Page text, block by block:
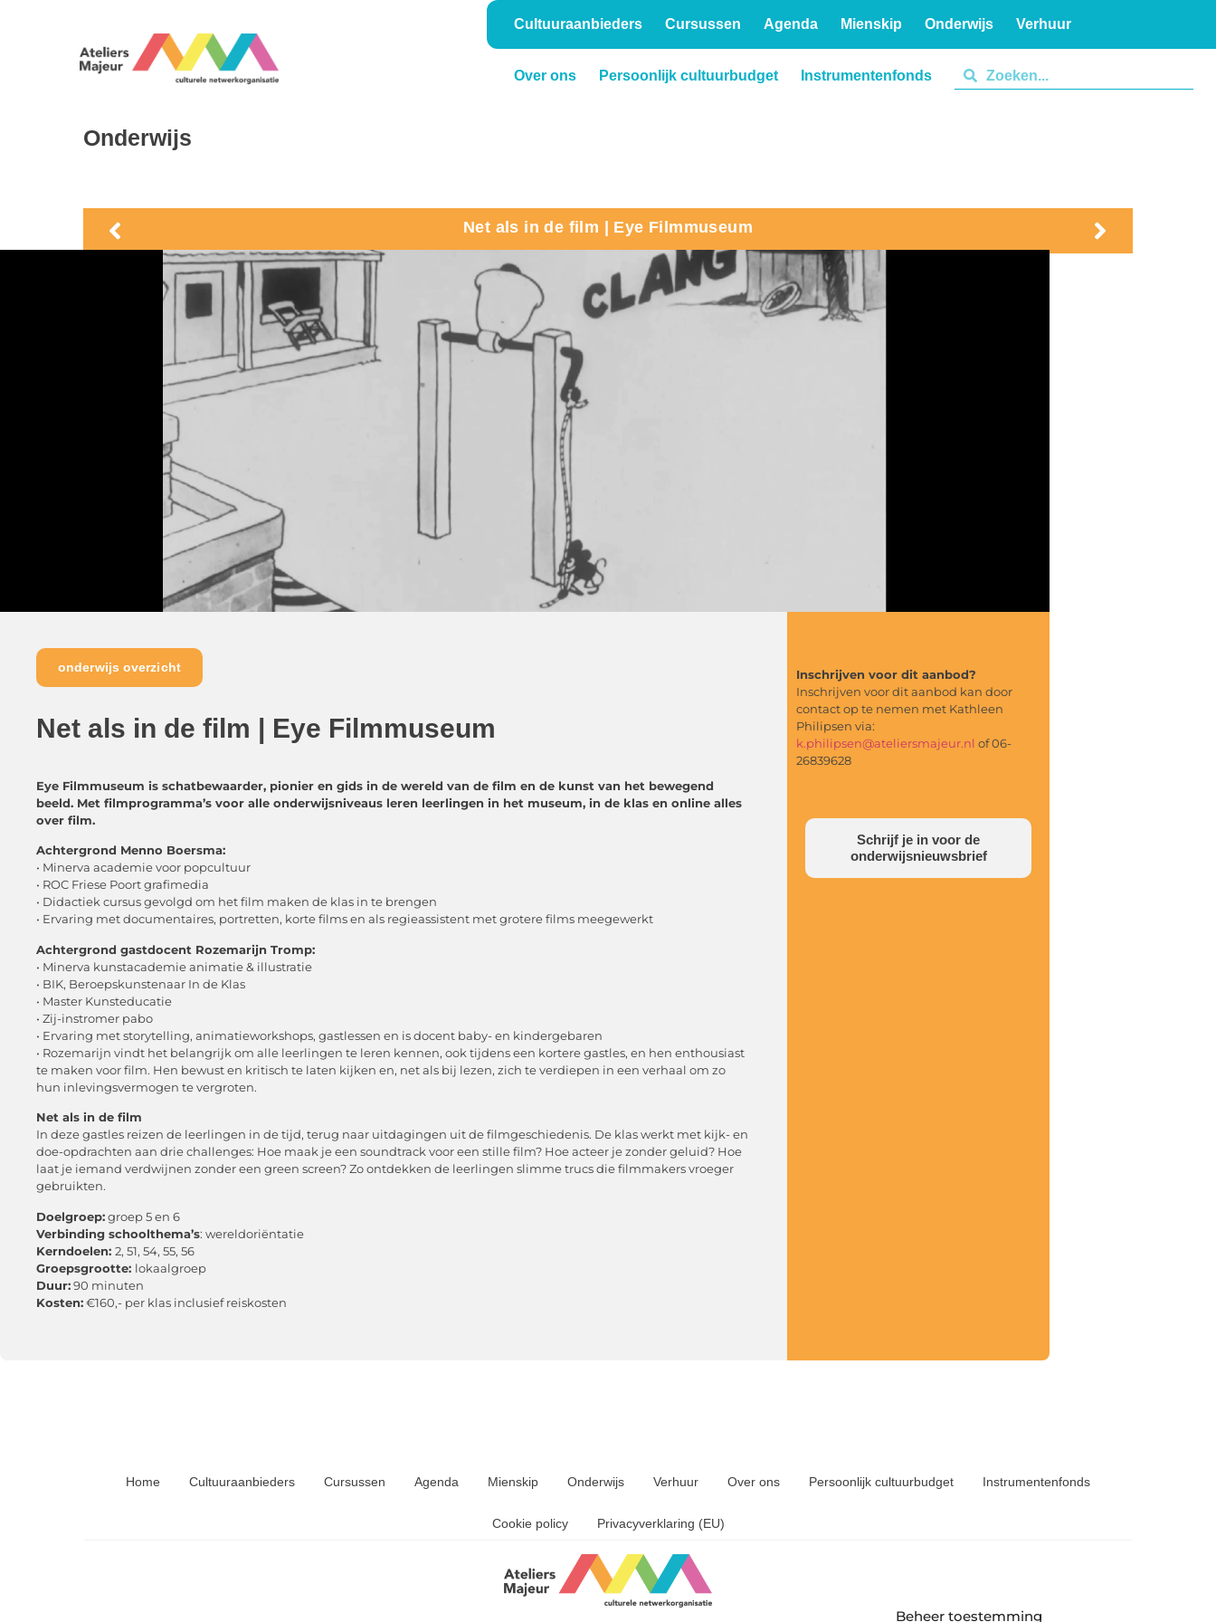
Beheer toestemming
Cultuuraanbieders Cursussen Agenda Mienskip Onderwijs Verhuur
Over ons Persoonlijk cultuurbudget
Instrumentenfonds
Onderwijs
Net als in de film | Eye Filmmuseum
onderwijs overzicht
Net als in de film | Eye Filmmuseum
Eye Filmmuseum is schatbewaarder, pionier en gids in de wereld van de film en de kunst van het bewegend
beeld. Met filmprogramma’s voor alle onderwijsniveaus leren leerlingen in het museum, in de klas en online alles
over film.
Achtergrond Menno Boersma:
• Minerva academie voor popcultuur
• ROC Friese Poort grafimedia
• Didactiek cursus gevolgd om het film maken de klas in te brengen
• Ervaring met documentaires, portretten, korte films en als regieassistent met grotere films meegewerkt
Achtergrond gastdocent Rozemarijn Tromp:
• Minerva kunstacademie animatie & illustratie
• BIK, Beroepskunstenaar In de Klas
• Master Kunsteducatie
• Zij-instromer pabo
• Ervaring met storytelling, animatieworkshops, gastlessen en is docent baby- en kindergebaren
• Rozemarijn vindt het belangrijk om alle leerlingen te leren kennen, ook tijdens een kortere gastles, en hen enthousiast
te maken voor film. Hen bewust en kritisch te laten kijken en, net als bij lezen, zich te verdiepen in een verhaal om zo
hun inlevingsvermogen te vergroten.
Net als in de film
In deze gastles reizen de leerlingen in de tijd, terug naar uitdagingen uit de filmgeschiedenis. De klas werkt met kijk- en
doe-opdrachten aan drie challenges: Hoe maak je een soundtrack voor een stille film? Hoe acteer je zonder geluid? Hoe
laat je iemand verdwijnen zonder een green screen? Zo ontdekken de leerlingen slimme trucs die filmmakers vroeger
gebruikten.
Doelgroep:groep 5 en 6
Verbinding schoolthema’s: wereldoriëntatie
Kerndoelen: 2, 51, 54, 55, 56
Groepsgrootte: lokaalgroep
Duur:90 minuten
Kosten:€160,- per klas inclusief reiskosten
Inschrijven voor dit aanbod?
Inschrijven voor dit aanbod kan door
contact op te nemen met Kathleen
Philipsen via:
k.philipsen@ateliersmajeur.nl of 06-
26839628
Schrijf je in voor de
onderwijsnieuwsbrief
Home Cultuuraanbieders Cursussen Agenda Mienskip Onderwijs Verhuur Over ons Persoonlijk cultuurbudget Instrumentenfonds
Cookie policy Privacyverklaring (EU)